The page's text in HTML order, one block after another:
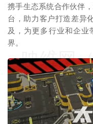
携手生态系统合作伙伴
台，助力客户打造差异
及，为更多行业和企
界。
映维网